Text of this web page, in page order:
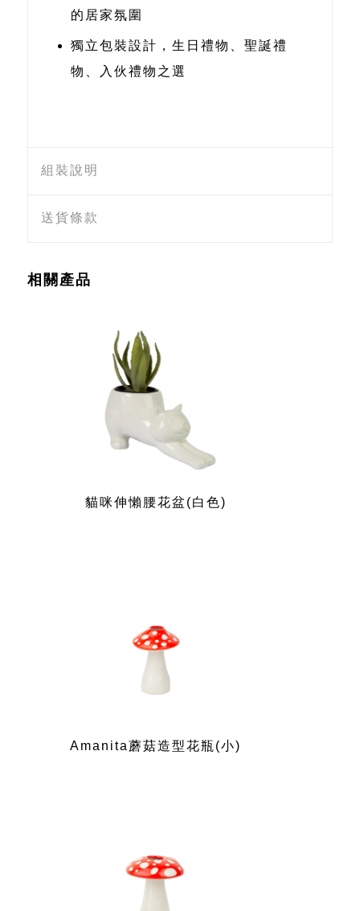
的居家氛圍
獨立包裝設計，生日禮物、聖誕禮
物、入伙禮物之選
組裝說明
送貨條款
相關產品
貓咪伸懶腰花盆(白色)
Amanita蘑菇造型花瓶(小)